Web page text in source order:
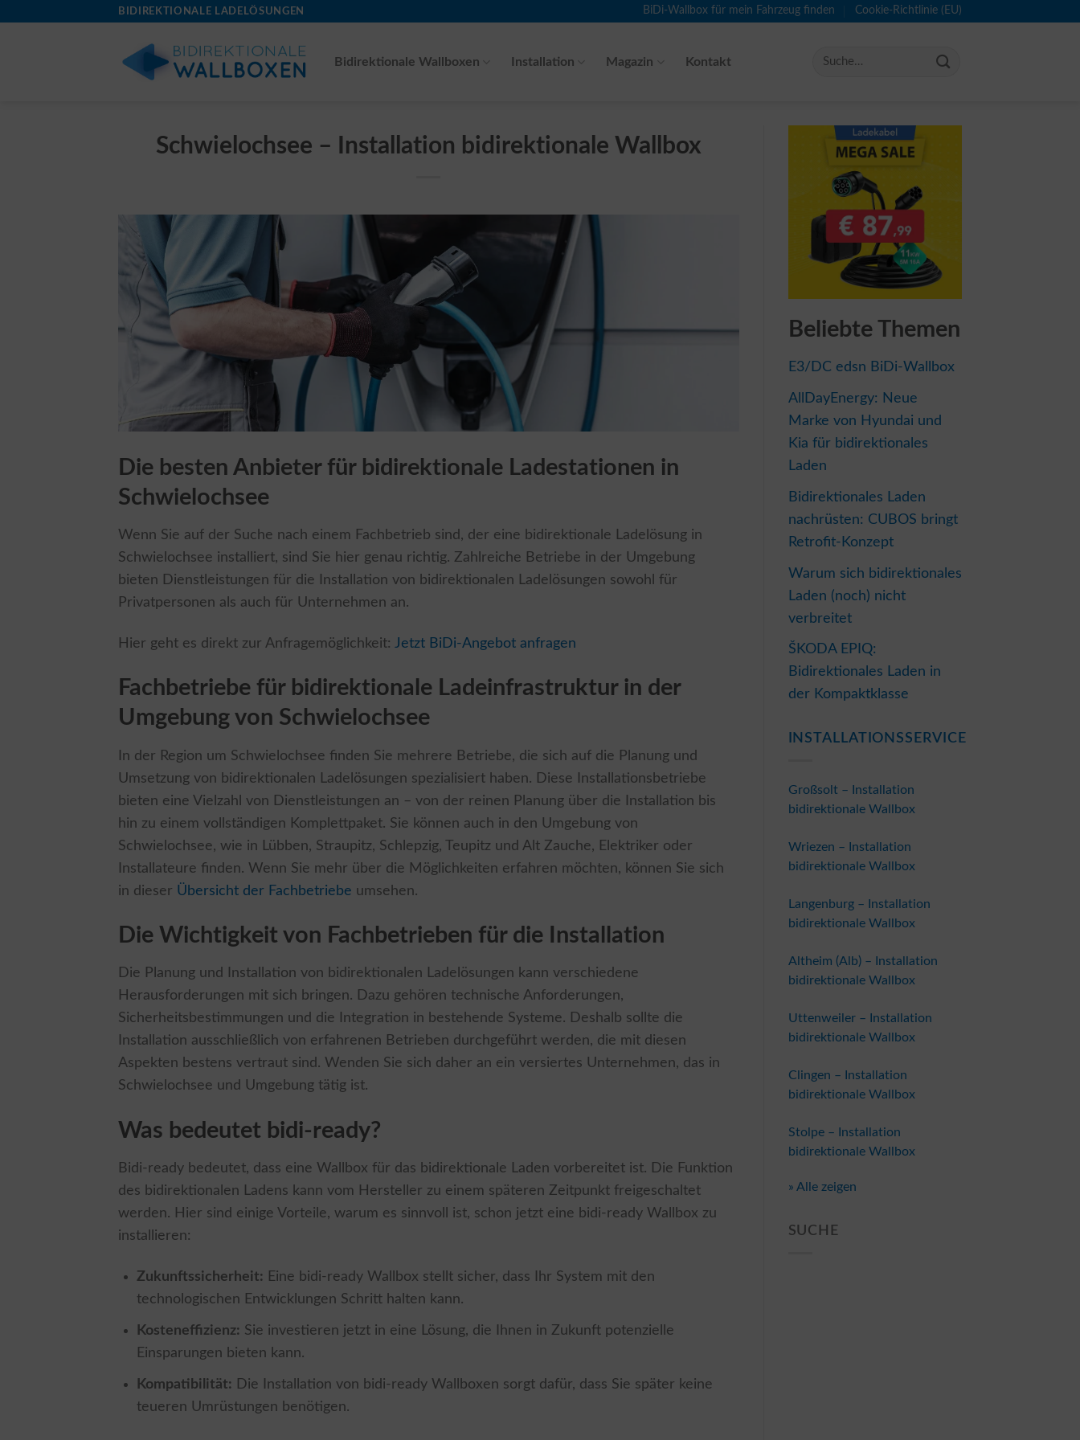
BIDIREKTIONALE LADELÖSUNGEN BiDi-Wallbox für mein Fahrzeug finden Cookie-Richtlinie (EU)
Bidirektionale Wallboxen Installation Magazin Kontakt
Schwielochsee – Installation bidirektionale Wallbox
Die besten Anbieter für bidirektionale Ladestationen in
Schwielochsee
Wenn Sie auf der Suche nach einem Fachbetrieb sind, der eine bidirektionale Ladelösung in
Schwielochsee installiert, sind Sie hier genau richtig. Zahlreiche Betriebe in der Umgebung
bieten Dienstleistungen für die Installation von bidirektionalen Ladelösungen sowohl für
Privatpersonen als auch für Unternehmen an.
Hier geht es direkt zur Anfragemöglichkeit: Jetzt BiDi-Angebot anfragen
Fachbetriebe für bidirektionale Ladeinfrastruktur in der
Umgebung von Schwielochsee
In der Region um Schwielochsee finden Sie mehrere Betriebe, die sich auf die Planung und
Umsetzung von bidirektionalen Ladelösungen spezialisiert haben. Diese Installationsbetriebe
bieten eine Vielzahl von Dienstleistungen an – von der reinen Planung über die Installation bis
hin zu einem vollständigen Komplettpaket. Sie können auch in den Umgebung von
Schwielochsee, wie in Lübben, Straupitz, Schlepzig, Teupitz und Alt Zauche, Elektriker oder
Installateure finden. Wenn Sie mehr über die Möglichkeiten erfahren möchten, können Sie sich
in dieser Übersicht der Fachbetriebe umsehen.
Die Wichtigkeit von Fachbetrieben für die Installation
Die Planung und Installation von bidirektionalen Ladelösungen kann verschiedene
Herausforderungen mit sich bringen. Dazu gehören technische Anforderungen,
Sicherheitsbestimmungen und die Integration in bestehende Systeme. Deshalb sollte die
Installation ausschließlich von erfahrenen Betrieben durchgeführt werden, die mit diesen
Aspekten bestens vertraut sind. Wenden Sie sich daher an ein versiertes Unternehmen, das in
Schwielochsee und Umgebung tätig ist.
Was bedeutet bidi-ready?
Bidi-ready bedeutet, dass eine Wallbox für das bidirektionale Laden vorbereitet ist. Die Funktion
des bidirektionalen Ladens kann vom Hersteller zu einem späteren Zeitpunkt freigeschaltet
werden. Hier sind einige Vorteile, warum es sinnvoll ist, schon jetzt eine bidi-ready Wallbox zu
installieren:
Zukunftssicherheit: Eine bidi-ready Wallbox stellt sicher, dass Ihr System mit den
technologischen Entwicklungen Schritt halten kann.
Kosteneffizienz: Sie investieren jetzt in eine Lösung, die Ihnen in Zukunft potenzielle
Einsparungen bieten kann.
Kompatibilität: Die Installation von bidi-ready Wallboxen sorgt dafür, dass Sie später keine
teueren Umrüstungen benötigen.
Beliebte Themen
E3/DC edsn BiDi-Wallbox
AllDayEnergy: Neue
Marke von Hyundai und
Kia für bidirektionales
Laden
Bidirektionales Laden
nachrüsten: CUBOS bringt
Retrofit-Konzept
Warum sich bidirektionales
Laden (noch) nicht
verbreitet
ŠKODA EPIQ:
Bidirektionales Laden in
der Kompaktklasse
INSTALLATIONSSERVICE
Großsolt – Installation
bidirektionale Wallbox
Wriezen – Installation
bidirektionale Wallbox
Langenburg – Installation
bidirektionale Wallbox
Altheim (Alb) – Installation
bidirektionale Wallbox
Uttenweiler – Installation
bidirektionale Wallbox
Clingen – Installation
bidirektionale Wallbox
Stolpe – Installation
bidirektionale Wallbox
» Alle zeigen
SUCHE